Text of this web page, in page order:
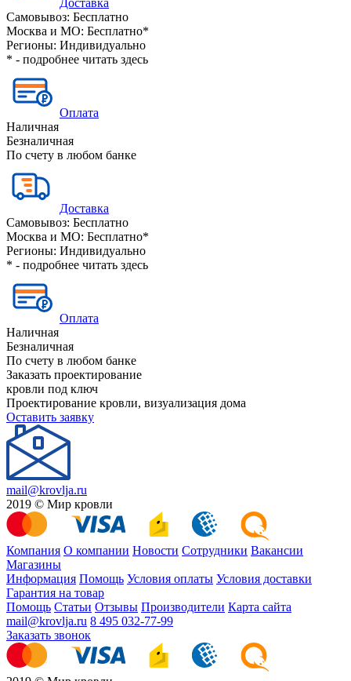
Самовывоз: Бесплатно
Москва и МО: Бесплатно*
Регионы: Индивидуально
* - подробнее читать здесь
Оплата
Наличная
Безналичная
По счету в любом банке
Доставка
Самовывоз: Бесплатно
Москва и МО: Бесплатно*
Регионы: Индивидуально
* - подробнее читать здесь
Оплата
Наличная
Безналичная
По счету в любом банке
Заказать проектирование
кровли под ключ
Проектирование кровли, визуализация дома
Оставить заявку
mail@krovlja.ru
2019 © Мир кровли
Компания О компании Новости Сотрудники Вакансии
Магазины
Информация Помощь Условия оплаты Условия доставки
Гарантия на товар
Помощь Статьи Отзывы Производители Карта сайта
mail@krovlja.ru 8 495 032-77-99
Заказать звонок